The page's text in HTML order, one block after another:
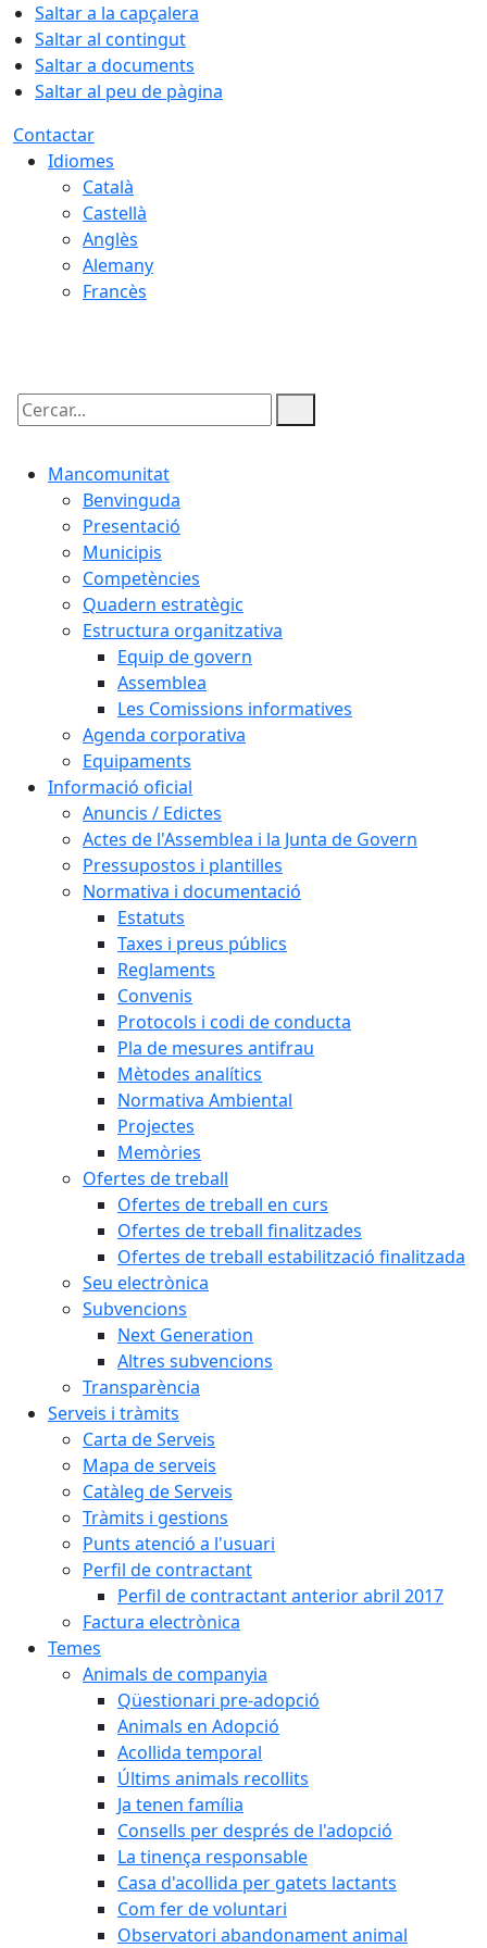
Saltar a la capçalera
Saltar al contingut
Saltar a documents
Saltar al peu de pàgina
Contactar
Idiomes
Català
Castellà
Anglès
Alemany
Francès
Cercar:
Mancomunitat
Benvinguda
Presentació
Municipis
Competències
Quadern estratègic
Estructura organitzativa
Equip de govern
Assemblea
Les Comissions informatives
Agenda corporativa
Equipaments
Informació oficial
Anuncis / Edictes
Actes de l'Assemblea i la Junta de Govern
Pressupostos i plantilles
Normativa i documentació
Estatuts
Taxes i preus públics
Reglaments
Convenis
Protocols i codi de conducta
Pla de mesures antifrau
Mètodes analítics
Normativa Ambiental
Projectes
Memòries
Ofertes de treball
Ofertes de treball en curs
Ofertes de treball finalitzades
Ofertes de treball estabilització finalitzada
Seu electrònica
Subvencions
Next Generation
Altres subvencions
Transparència
Serveis i tràmits
Carta de Serveis
Mapa de serveis
Catàleg de Serveis
Tràmits i gestions
Punts atenció a l'usuari
Perfil de contractant
Perfil de contractant anterior abril 2017
Factura electrònica
Temes
Animals de companyia
Qüestionari pre-adopció
Animals en Adopció
Acollida temporal
Últims animals recollits
Ja tenen família
Consells per després de l'adopció
La tinença responsable
Casa d'acollida per gatets lactants
Com fer de voluntari
Observatori abandonament animal